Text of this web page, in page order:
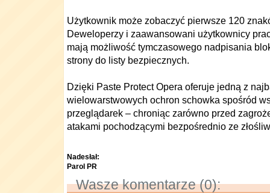
Użytkownik może zobaczyć pierwsze 120
Deweloperzy i zaawansowani użytkownicy
mają możliwość tymczasowego nadpisania
strony do listy bezpiecznych.
Dzięki Paste Protect Opera oferuje jedną z
wielowarstwowych ochron schowka spośród
przeglądarek – chroniąc zarówno przed
atakami pochodzącymi bezpośrednio ze
Nadesłał:
Parol PR
Wasze komentarze (0):